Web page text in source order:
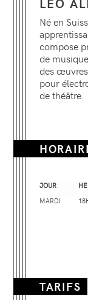
Né en
compose
de
des
pour
de théâtre.
JOUR
MARDI
TARIFS